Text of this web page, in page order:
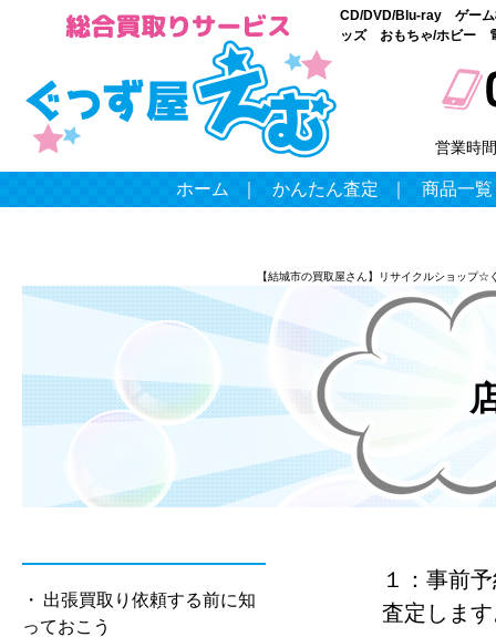
CD/DVD/Blu-ray ゲーム
ッズ おもちゃ/ホビー
営業時間
ホーム かんたん査定 商品一覧
【結城市の買取屋さん】リサイクルショップ☆
１：事前
査定しま
出張買取り依頼する前に知
っておこう